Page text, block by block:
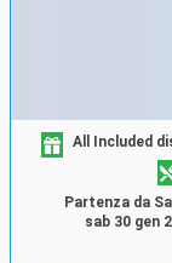
All Included
Partenza da
sab 30 gen